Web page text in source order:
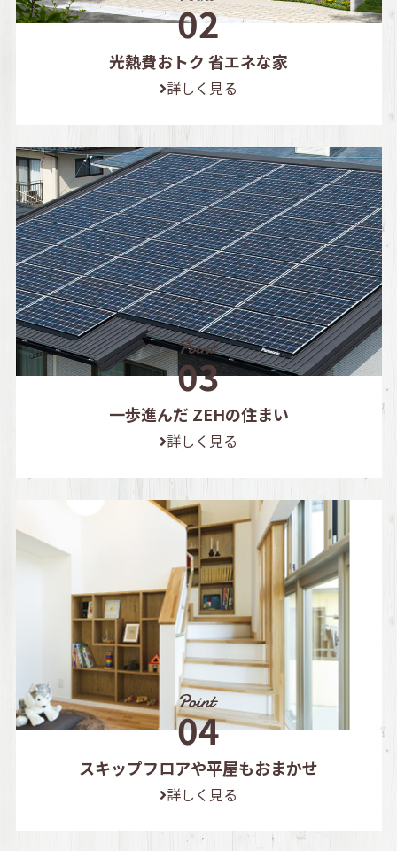
光熱費おトク 省エネな家
詳しく見る
一歩進んだ ZEHの住まい
詳しく見る
スキップフロアや平屋もおまかせ
詳しく見る